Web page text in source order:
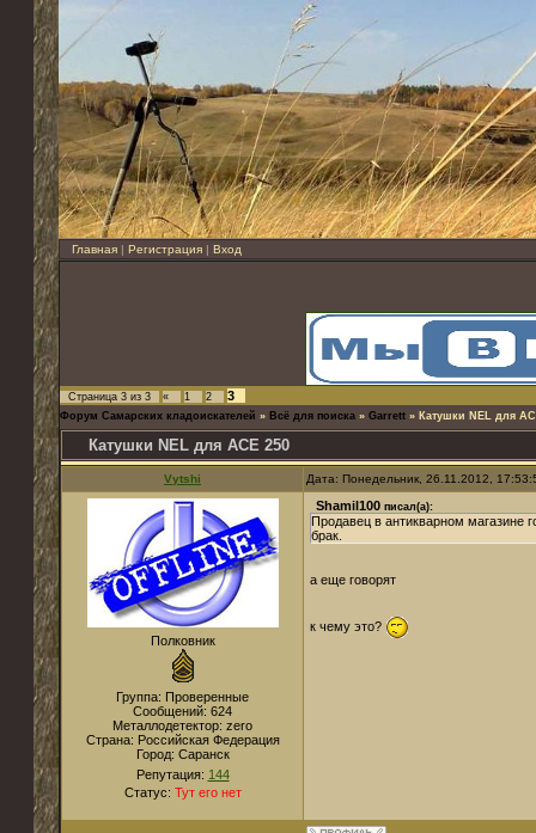
Главная | Регистрация | Вход
Страница 3 из 3 « 1 2 3
Форум Самарских кладоискателей » Всё для поиска » Garrett » Катушки NEL для
Катушки NEL для АСЕ 250
Vytshi Дата: Понедельник, 26.11.2012,
Полковник
Группа: Проверенные
Сообщений: 624
Металлодетектор: zero
Страна: Российская Федерация
Город: Саранск
Репутация: 144
Статус: Тут его нет
Shamil100 писал(а):
Продавец в антикварном магазине
брак.
а еще говорят
к чему это?